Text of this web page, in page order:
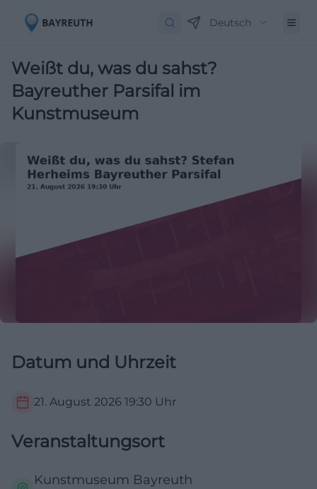
Deutsch
Weißt du, was du sahst?
Bayreuther Parsifal im
Kunstmuseum
Datum und Uhrzeit
21. August 2026 19:30 Uhr
Veranstaltungsort
Kunstmuseum Bayreuth